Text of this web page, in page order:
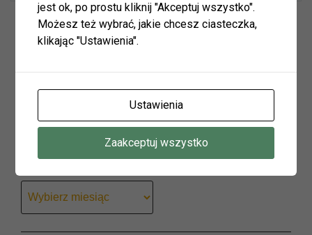
Wyszukiwarka
Archiwum
jest ok, po prostu kliknij "Akceptuj wszystko".
Możesz też wybrać, jakie chcesz ciasteczka,
klikając "Ustawienia".
Ustawienia
Zaakceptuj wszystko